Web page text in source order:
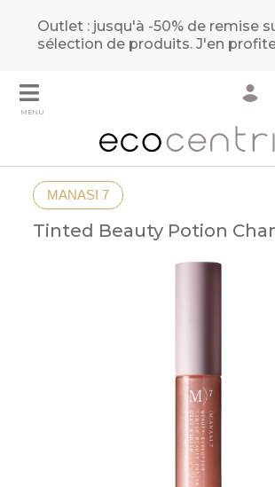
Outlet : jusqu'à -50% de remise
sélection de produits.J'en
MENU
MANASI 7
Tinted Beauty Potion